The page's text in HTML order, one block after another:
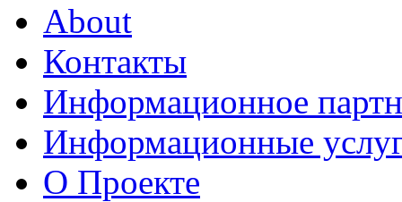
About
Контакты
Информационное
Информационные
О Проекте